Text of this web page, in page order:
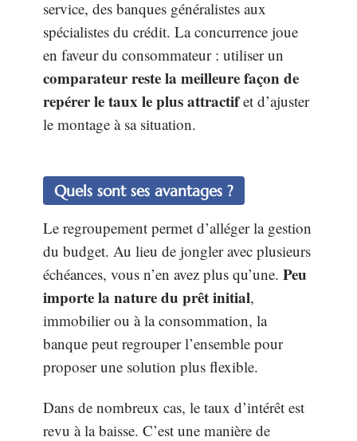
service, des banques généralistes aux
spécialistes du crédit. La concurrence joue
en faveur du consommateur : utiliser un
comparateur reste la meilleure façon de
repérer le taux le plus attractifet d’ajuster
le montage à sa situation.
Quels sont ses avantages ?
Le regroupement permet d’alléger la gestion
du budget. Au lieu de jongler avec plusieurs
échéances, vous n’en avez plus qu’une. Peu
importe la nature du prêt initial,
immobilier ou à la consommation, la
banque peut regrouper l’ensemble pour
proposer une solution plus flexible.
Dans de nombreux cas, le taux d’intérêt est
revu à la baisse. C’est une manière de